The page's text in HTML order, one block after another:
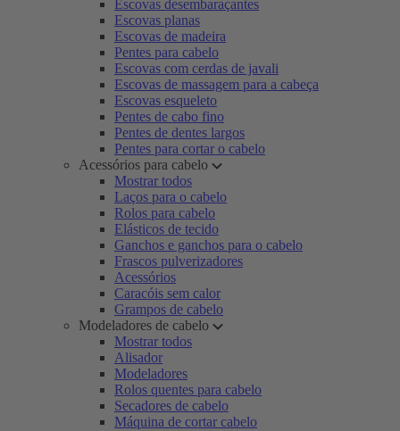
Escovas desembaraçantes
Escovas planas
Escovas de madeira
Pentes para cabelo
Escovas com cerdas de javali
Escovas de massagem para a cabeça
Escovas esqueleto
Pentes de cabo fino
Pentes de dentes largos
Pentes para cortar o cabelo
Acessórios para cabelo
Mostrar todos
Laços para o cabelo
Rolos para cabelo
Elásticos de tecido
Ganchos e ganchos para o cabelo
Frascos pulverizadores
Acessórios
Caracóis sem calor
Grampos de cabelo
Modeladores de cabelo
Mostrar todos
Alisador
Modeladores
Rolos quentes para cabelo
Secadores de cabelo
Máquina de cortar cabelo